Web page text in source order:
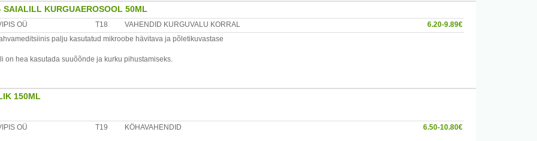
SAIALILL KURGUAEROSOOL 50ML
OÜ T18 VAHENDID KURGUVALU KORRAL
6.20-9.89€
palju kasutatud mikroobe hävitava ja põletikuvastase
on hea kasutada suuõõnde ja kurku pihustamiseks.
eemalda pihusti kate ja ballooni püsti hoides pihusta ühtlaselt suu
Hoida toatemperatuuril, kuid mitte üle 50°C.
150ML
OÜ T19 KÖHAVAHENDID 6.50-10.80€